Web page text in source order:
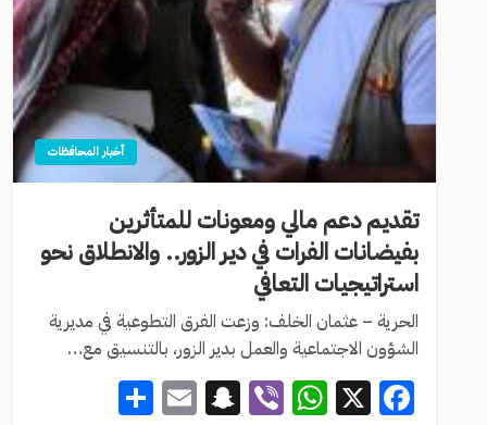
أخبار المحافظات
تقديم دعم مالي ومعونات للمتأثرين
بفيضانات الفرات في دير الزور.. والانطلاق نحو
استراتيجيات التعافي
الحرية – عثمان الخلف: وزعت الفرق التطوعية في مديرية
الشؤون الاجتماعية والعمل بدير الزور، بالتنسيق مع…
Facebook
X
WhatsApp
Viber
Snapchat
Email